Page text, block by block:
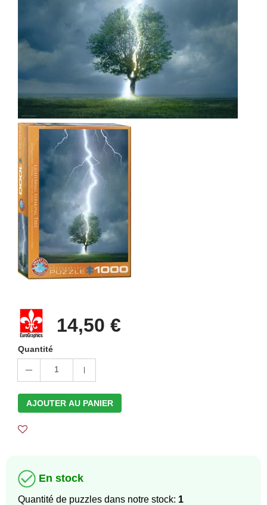
14,50 €
Quantité
1
AJOUTER AU PANIER
En stock
Quantité de puzzles dans notre stock: 1